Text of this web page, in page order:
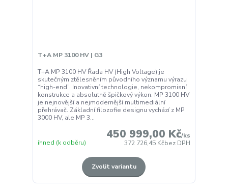
T+A MP 3100 HV | G3
T+A MP 3100 HV Řada HV (High Voltage) je
skutečným ztělesněním původního významu výrazu
“high-end”. Inovativní technologie, nekompromisní
konstrukce a absolutně špičkový výkon. MP 3100 HV
je nejnovější a nejmodernější multimediální
přehrávač. Základní filozofie designu vychází z MP
3000 HV, ale MP 3...
450 999,00 Kč/ks
372 726,45 Kčbez DPH
ihned (k odběru)
Zvolit variantu